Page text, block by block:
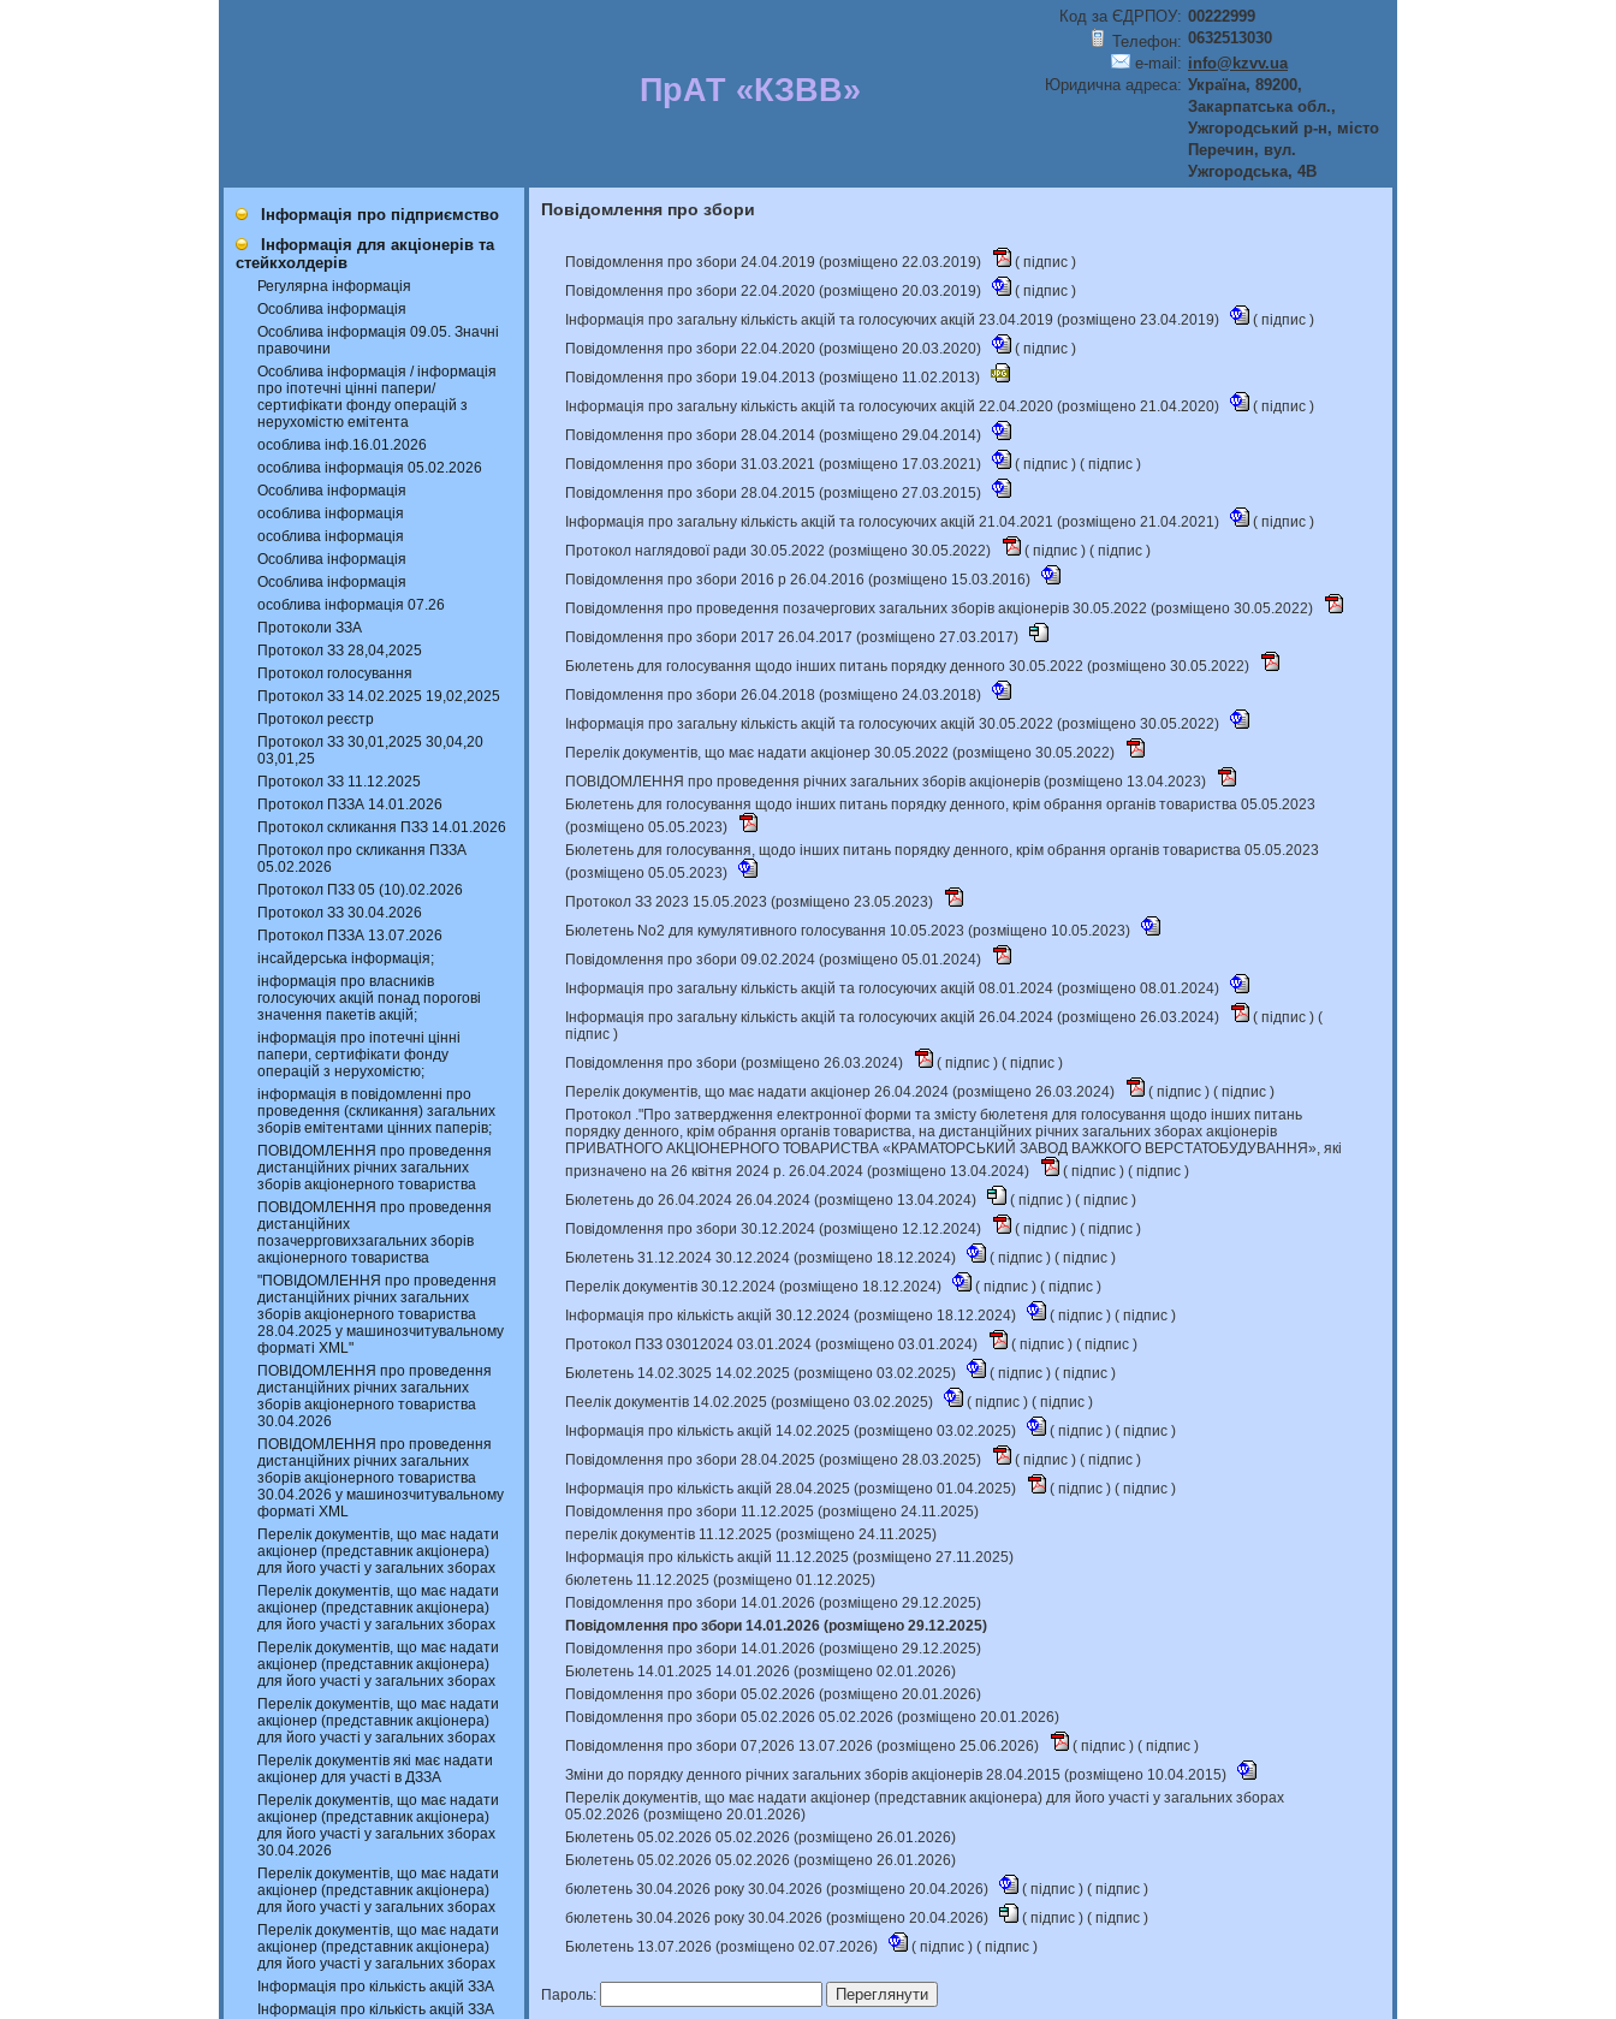
ПрАТ «КЗВВ»
Код за ЄДРПОУ: 00222999
Телефон: 0632513030
e-mail: info@kzvv.ua
Юридична адреса: Україна, 89200,
Закарпатська обл.,
Ужгородський р-н, мiсто
Перечин, вул.
Ужгородська, 4В
Інформація про підприємство
Інформація для акціонерів та
стейкхолдерів
Регулярна інформація
Особлива інформація
Особлива інформація 09.05. Значні
правочини
Особлива інформація / інформація
про іпотечні цінні папери/
сертифікати фонду операцій з
нерухомістю емітента
особлива інф.16.01.2026
особлива інформація 05.02.2026
Особлива інформація
особлива інформація
особлива інформація
Особлива інформація
Особлива інформація
особлива інформація 07.26
Протоколи ЗЗА
Протокол ЗЗ 28,04,2025
Протокол голосування
Протокол ЗЗ 14.02.2025 19,02,2025
Протокол реєстр
Протокол ЗЗ 30,01,2025 30,04,20
03,01,25
Протокол ЗЗ 11.12.2025
Протокол ПЗЗА 14.01.2026
Протокол скликання ПЗЗ 14.01.2026
Протокол про скликання ПЗЗА
05.02.2026
Протокол ПЗЗ 05 (10).02.2026
Протокол ЗЗ 30.04.2026
Протокол ПЗЗА 13.07.2026
інсайдерська інформація;
інформація про власників
голосуючих акцій понад порогові
значення пакетів акцій;
інформація про іпотечні цінні
папери, сертифікати фонду
операцій з нерухомістю;
інформація в повідомленні про
проведення (скликання) загальних
зборів емітентами цінних паперів;
ПОВІДОМЛЕННЯ про проведення
дистанційних річних загальних
зборів акціонерного товариства
ПОВІДОМЛЕННЯ про проведення
дистанційних
позачеррговихзагальних зборів
акціонерного товариства
"ПОВІДОМЛЕННЯ про проведення
дистанційних річних загальних
зборів акціонерного товариства
28.04.2025 у машинозчитувальному
форматі XML"
ПОВІДОМЛЕННЯ про проведення
дистанційних річних загальних
зборів акціонерного товариства
30.04.2026
ПОВІДОМЛЕННЯ про проведення
дистанційних річних загальних
зборів акціонерного товариства
30.04.2026 у машинозчитувальному
форматі XML
Перелік документів, що має надати
акціонер (представник акціонера)
для його участі у загальних зборах
Перелік документів, що має надати
акціонер (представник акціонера)
для його участі у загальних зборах
Перелік документів, що має надати
акціонер (представник акціонера)
для його участі у загальних зборах
Перелік документів, що має надати
акціонер (представник акціонера)
для його участі у загальних зборах
Перелік документів які має надати
акціонер для участі в ДЗЗА
Перелік документів, що має надати
акціонер (представник акціонера)
для його участі у загальних зборах
30.04.2026
Перелік документів, що має надати
акціонер (представник акціонера)
для його участі у загальних зборах
Перелік документів, що має надати
акціонер (представник акціонера)
для його участі у загальних зборах
Інформація про кількість акцій ЗЗА
Інформація про кількість акцій ЗЗА
Повідомлення про збори
Повідомлення про збори 24.04.2019 (розміщено 22.03.2019) ( підпис )
Повідомлення про збори 22.04.2020 (розміщено 20.03.2019)
( підпис )
Інформація про загальну кількість акцій та голосуючих акцій 23.04.2019 (розміщено 23.04.2019)
( підпис )
Повідомлення про збори 22.04.2020 (розміщено 20.03.2020)
( підпис )
Повідомлення про збори 19.04.2013 (розміщено 11.02.2013)
Інформація про загальну кількість акцій та голосуючих акцій 22.04.2020 (розміщено 21.04.2020)
( підпис )
Повідомлення про збори 28.04.2014 (розміщено 29.04.2014)
Повідомлення про збори 31.03.2021 (розміщено 17.03.2021)
( підпис ) ( підпис )
Повідомлення про збори 28.04.2015 (розміщено 27.03.2015)
Інформація про загальну кількість акцій та голосуючих акцій 21.04.2021 (розміщено 21.04.2021)
( підпис )
Протокол наглядової ради 30.05.2022 (розміщено 30.05.2022)
( підпис ) ( підпис )
Повідомлення про збори 2016 р 26.04.2016 (розміщено 15.03.2016)
Повідомлення про проведення позачергових загальних зборів акціонерів 30.05.2022 (розміщено 30.05.2022)
Повідомлення про збори 2017 26.04.2017 (розміщено 27.03.2017)
Бюлетень для голосування щодо інших питань порядку денного 30.05.2022 (розміщено 30.05.2022)
Повідомлення про збори 26.04.2018 (розміщено 24.03.2018)
Інформація про загальну кількість акцій та голосуючих акцій 30.05.2022 (розміщено 30.05.2022)
Перелік документів, що має надати акціонер 30.05.2022 (розміщено 30.05.2022)
ПОВІДОМЛЕННЯ про проведення річних загальних зборів акціонерів (розміщено 13.04.2023)
Бюлетень для голосування щодо інших питань порядку денного, крім обрання органів товариства 05.05.2023
(розміщено 05.05.2023)
Бюлетень для голосування, щодо інших питань порядку денного, крім обрання органів товариства 05.05.2023
(розміщено 05.05.2023)
Протокол ЗЗ 2023 15.05.2023 (розміщено 23.05.2023)
Бюлетень No2 для кумулятивного голосування 10.05.2023 (розміщено 10.05.2023)
Повідомлення про збори 09.02.2024 (розміщено 05.01.2024)
Інформація про загальну кількість акцій та голосуючих акцій 08.01.2024 (розміщено 08.01.2024)
Інформація про загальну кількість акцій та голосуючих акцій 26.04.2024 (розміщено 26.03.2024)
( підпис ) (
підпис )
Повідомлення про збори (розміщено 26.03.2024)
( підпис ) ( підпис )
Перелік документів, що має надати акціонер 26.04.2024 (розміщено 26.03.2024)
( підпис ) ( підпис )
Протокол ."Про затвердження електронної форми та змісту бюлетеня для голосування щодо інших питань
порядку денного, крім обрання органів товариства, на дистанційних річних загальних зборах акціонерів
ПРИВАТНОГО АКЦІОНЕРНОГО ТОВАРИСТВА «КРАМАТОРСЬКИЙ ЗАВОД ВАЖКОГО ВЕРСТАТОБУДУВАННЯ», які
призначено на 26 квітня 2024 р. 26.04.2024 (розміщено 13.04.2024)
( підпис ) ( підпис )
Бюлетень до 26.04.2024 26.04.2024 (розміщено 13.04.2024)
( підпис ) ( підпис )
Повідомлення про збори 30.12.2024 (розміщено 12.12.2024)
( підпис ) ( підпис )
Бюлетень 31.12.2024 30.12.2024 (розміщено 18.12.2024)
( підпис ) ( підпис )
Перелік документів 30.12.2024 (розміщено 18.12.2024)
( підпис ) ( підпис )
Інформація про кількість акцій 30.12.2024 (розміщено 18.12.2024)
( підпис ) ( підпис )
Протокол ПЗЗ 03012024 03.01.2024 (розміщено 03.01.2024)
( підпис ) ( підпис )
Бюлетень 14.02.3025 14.02.2025 (розміщено 03.02.2025)
( підпис ) ( підпис )
Пеелік документів 14.02.2025 (розміщено 03.02.2025)
( підпис ) ( підпис )
Інформація про кількість акцій 14.02.2025 (розміщено 03.02.2025)
( підпис ) ( підпис )
Повідомлення про збори 28.04.2025 (розміщено 28.03.2025)
( підпис ) ( підпис )
Інформація про кількість акцій 28.04.2025 (розміщено 01.04.2025)
( підпис ) ( підпис )
Повідомлення про збори 11.12.2025 (розміщено 24.11.2025)
перелік документів 11.12.2025 (розміщено 24.11.2025)
Інформація про кількість акцій 11.12.2025 (розміщено 27.11.2025)
бюлетень 11.12.2025 (розміщено 01.12.2025)
Повідомлення про збори 14.01.2026 (розміщено 29.12.2025)
Повідомлення про збори 14.01.2026 (розміщено 29.12.2025)
Повідомлення про збори 14.01.2026 (розміщено 29.12.2025)
Бюлетень 14.01.2025 14.01.2026 (розміщено 02.01.2026)
Повідомлення про збори 05.02.2026 (розміщено 20.01.2026)
Повідомлення про збори 05.02.2026 05.02.2026 (розміщено 20.01.2026)
Повідомлення про збори 07,2026 13.07.2026 (розміщено 25.06.2026)
( підпис ) ( підпис )
Зміни до порядку денного річних загальних зборів акціонерів 28.04.2015 (розміщено 10.04.2015)
Перелік документів, що має надати акціонер (представник акціонера) для його участі у загальних зборах
05.02.2026 (розміщено 20.01.2026)
Бюлетень 05.02.2026 05.02.2026 (розміщено 26.01.2026)
Бюлетень 05.02.2026 05.02.2026 (розміщено 26.01.2026)
бюлетень 30.04.2026 року 30.04.2026 (розміщено 20.04.2026)
( підпис ) ( підпис )
бюлетень 30.04.2026 року 30.04.2026 (розміщено 20.04.2026)
( підпис ) ( підпис )
Бюлетень 13.07.2026 (розміщено 02.07.2026)
( підпис ) ( підпис )
Пароль: Переглянути